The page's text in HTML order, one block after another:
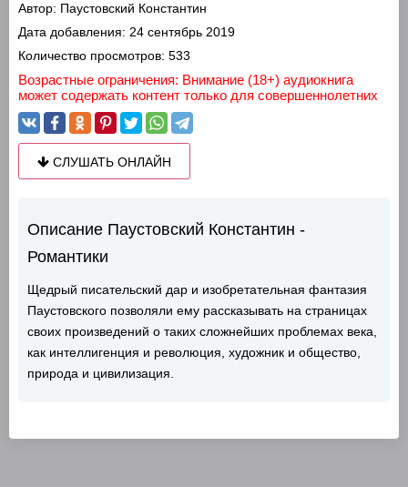
Автор: Паустовский Константин
Дата добавления: 24 сентябрь 2019
Количество просмотров: 533
Возрастные ограничения: Внимание (18+) аудиокнига
может содержать контент только для совершеннолетних
СЛУШАТЬ ОНЛАЙН
Описание Паустовский Константин -
Романтики
Щедрый писательский дар и изобретательная фантазия
Паустовского позволяли ему рассказывать на страницах
своих произведений о таких сложнейших проблемах века,
как интеллигенция и революция, художник и общество,
природа и цивилизация.